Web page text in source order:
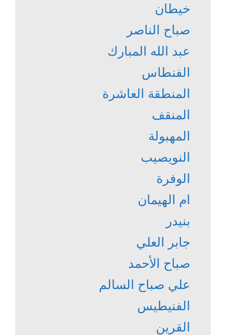
خيطان
صباح الناصر
عبد الله المبارك
الفنطاس
المنطقة العاشرة
المنقف
المهبولة
النويصيب
الوفرة
ام الهيمان
بنيدر
جابر العلي
صباح الأحمد
علي صباح السالم
الفنيطيس
القرين